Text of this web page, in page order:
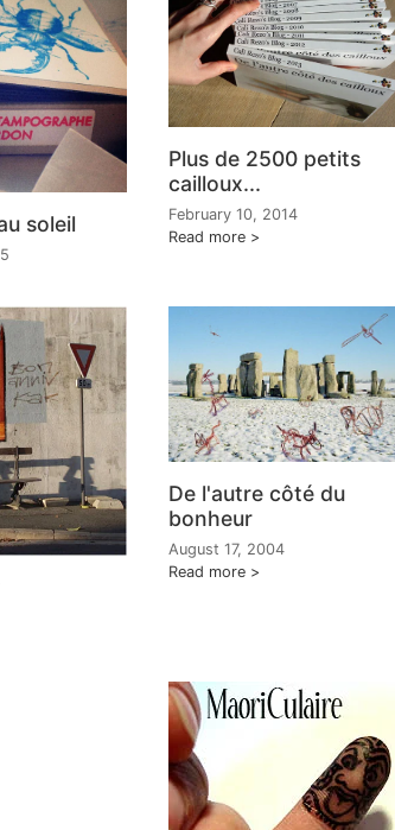
soleil
Plus de 2500 petits
cailloux...
February 10, 2014
Read more
De l'autre côté du
bonheur
August 17, 2004
Read more